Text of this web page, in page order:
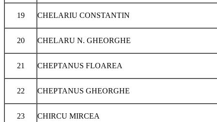
19 CHELARIU CONSTANTIN
20 CHELARU N. GHEORGHE
21 CHEPTANUS FLOAREA
22 CHEPTANUS GHEORGHE
23 CHIRCU MIRCEA